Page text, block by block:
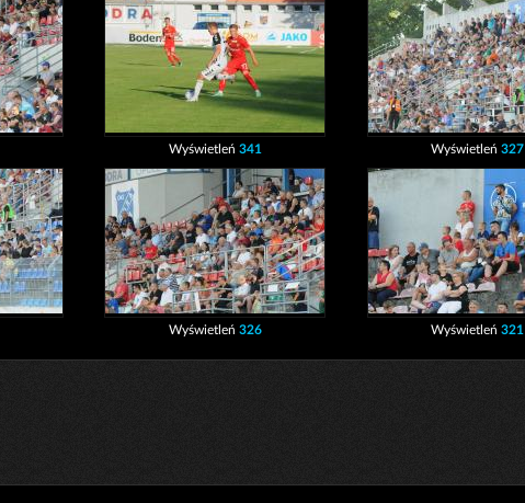
Wyświetleń 341 Wyświetleń327
Wyświetleń 326 Wyświetleń321